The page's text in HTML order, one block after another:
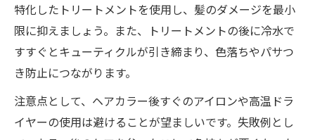
特化したトリートメントを使用し、髪のダメージを最小
限に抑えましょう。また、トリートメントの後に冷水で
すすぐとキューティクルが引き締まり、色落ちやパサつ
き防止につながります。
注意点として、ヘアカラー後すぐのアイロンや高温ドラ
イヤーの使用は避けることが望ましいです。失敗例とし